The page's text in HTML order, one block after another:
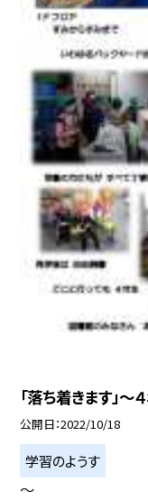
「落ち着きます」
公開日 2022/10/18
学習のようす
〜